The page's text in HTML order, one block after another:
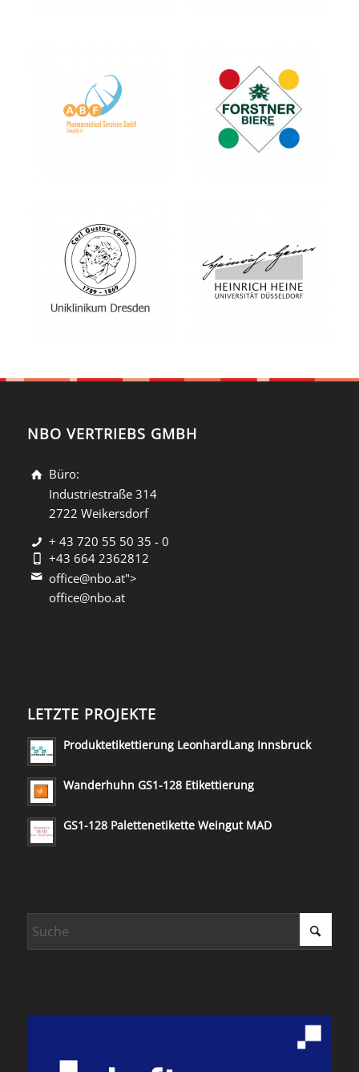
NBO VERTRIEBS GMBH
Büro:
Industriestraße 314
2722 Weikersdorf
+ 43 720 55 50 35 - 0
+43 664 2362812
office@nbo.at">
office@nbo.at
LETZTE PROJEKTE
Produktetikettierung LeonhardLang Innsbruck
Wanderhuhn GS1-128 Etikettierung
GS1-128 Palettenetikette Weingut MAD